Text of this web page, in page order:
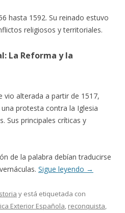
hasta 1592. Su reinado estuvo
religiosos y territoriales.
La Reforma y la
vio alterada a partir de 1517,
protesta contra la Iglesia
Sus principales críticas y
de la palabra debían traducirse
Sigue leyendo →
y está etiquetada con
Exterior Española, reconquista,